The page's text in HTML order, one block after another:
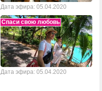
Дата эфира: 05.04.2020
Спаси свою любовь
Дата эфира: 05.04.2020